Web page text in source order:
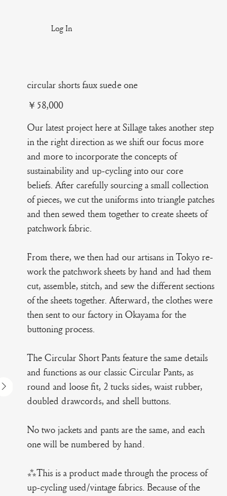
Log In
circular shorts faux suede one
Price
￥58,000
Our latest project here at Sillage takes another step
in the right direction as we shift our focus more
and more to incorporate the concepts of
sustainability and up-cycling into our core
beliefs. After carefully sourcing a small collection
of pieces, we cut the uniforms into triangle patches
and then sewed them together to create sheets of
patchwork fabric.
From there, we then had our artisans in Tokyo re-
work the patchwork sheets by hand and had them
cut, assemble, stitch, and sew the different sections
of the sheets together. Afterward, the clothes were
then sent to our factory in Okayama for the
buttoning process.
The Circular Short Pants feature the same details
and functions as our classic Circular Pants, as
round and loose fit, 2 tucks sides, waist rubber,
doubled drawcords, and shell buttons.
No two jackets and pants are the same, and each
one will be numbered by hand.
***This is a product made through the process of
up-cycling used/vintage fabrics. Because of the